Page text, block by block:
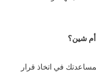
أم شين؟
في اتخاذ قرار